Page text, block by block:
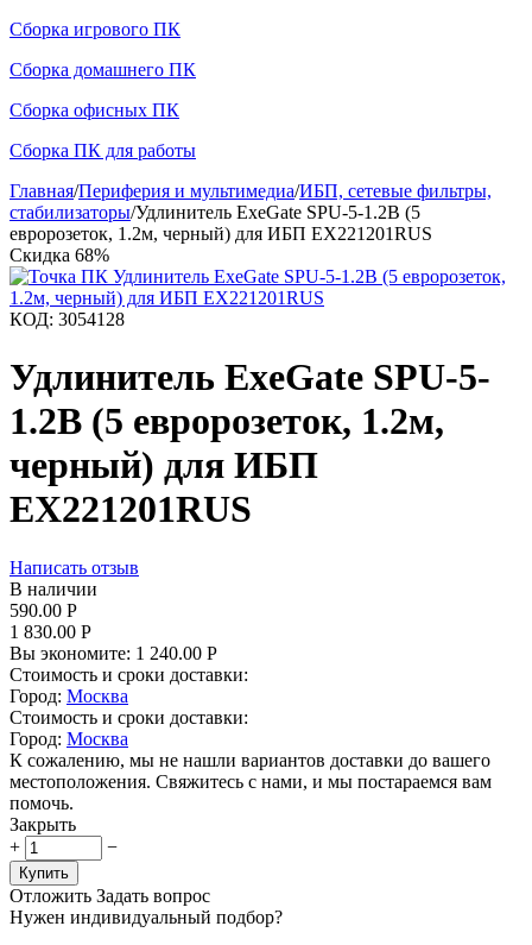
Сборка игрового ПК
Сборка домашнего ПК
Сборка офисных ПК
Сборка ПК для работы
Главная/Периферия и мультимедиа/ИБП, сетевые фильтры,
стабилизаторы/Удлинитель ExeGate SPU-5-1.2B (5
евророзеток, 1.2м, черный) для ИБП EX221201RUS
Скидка 68%
КОД: 3054128
Удлинитель ExeGate SPU-5-
1.2B (5 евророзеток, 1.2м,
черный) для ИБП
EX221201RUS
Написать отзыв
В наличии
590.00 Р
1 830.00 Р
Вы экономите: 1 240.00 Р
Стоимость и сроки доставки:
Город: Москва
Стоимость и сроки доставки:
Город: Москва
К сожалению, мы не нашли вариантов доставки до вашего
местоположения. Свяжитесь с нами, и мы постараемся вам
помочь.
Закрыть
+
−
Купить
Отложить Задать вопрос
Нужен индивидуальный подбор?